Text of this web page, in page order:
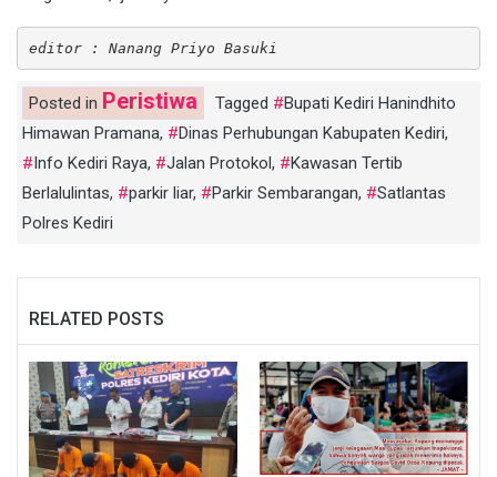
editor : Nanang Priyo Basuki
Posted in Peristiwa Tagged
Bupati Kediri Hanindhito
Himawan Pramana, Dinas Perhubungan Kabupaten Kediri,
Info Kediri Raya, Jalan Protokol,
Kawasan Tertib
Berlalulintas, parkir liar, Parkir Sembarangan,
Satlantas
Polres Kediri
RELATED POSTS